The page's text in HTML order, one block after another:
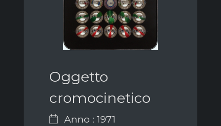
Oggetto
cromocinetico
Anno : 1971